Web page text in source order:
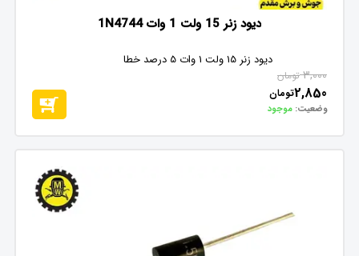
دیود زنر 15 ولت 1 وات 1N4744
دیود زنر 15 ولت 1 وات 5 درصد خطا
3,000 تومان
2,850تومان
وضعیت: موجود